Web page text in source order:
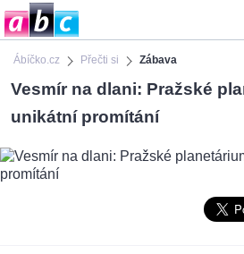
Ábíčko.cz Přečti si Zábava
Vesmír na dlani: Pražské
unikátní promítání